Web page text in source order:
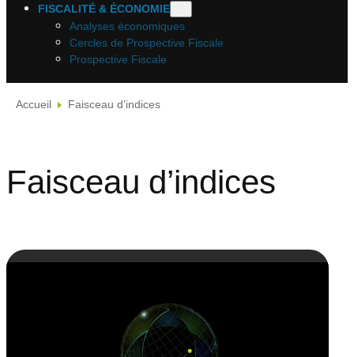
FISCALITÉ & ÉCONOMIE
Analyses économiques
Cercles de Prospective Fiscale
Prospective Fiscale
Accueil Faisceau d’indices
Faisceau d’indices